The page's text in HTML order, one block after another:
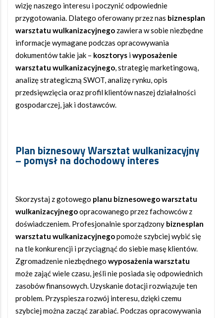
wizję naszego interesu i poczynić odpowiednie
przygotowania. Dlatego oferowany przez nas biznesplan
warsztatu wulkanizacyjnego zawiera w sobie niezbędne
informacje wymagane podczas opracowywania
dokumentów takie jak – kosztorys iwyposażenie
warsztatu wulkanizacyjnego, strategię marketingową,
analizę strategiczną SWOT, analizę rynku, opis
przedsięwzięcia oraz profil klientów naszej działalności
gospodarczej, jak i dostawców.
Plan biznesowy Warsztat wulkanizacyjny
– pomysł na dochodowy interes
Skorzystaj z gotowego planu biznesowego warsztatu
wulkanizacyjnegoopracowanego przez fachowców z
doświadczeniem. Profesjonalnie sporządzony biznesplan
warsztatu wulkanizacyjnegopomoże szybciej wybić się
na tle konkurencji i przyciągnąć do siebie masę klientów.
Zgromadzenie niezbędnego wyposażenia warsztatu
może zająć wiele czasu, jeśli nie posiada się odpowiednich
zasobów finansowych. Uzyskanie dotacji rozwiązuje ten
problem. Przyspiesza rozwój interesu, dzięki czemu
szybciej można zacząć zarabiać. Podczas opracowywania